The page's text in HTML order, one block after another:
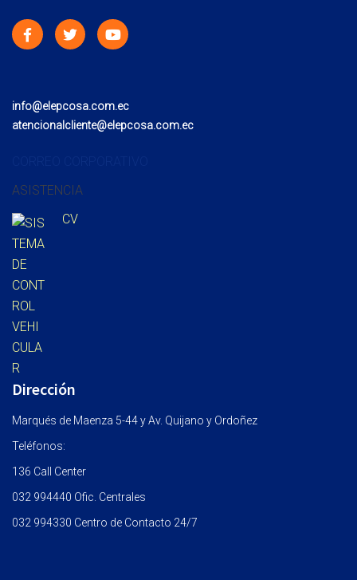
info@elepcosa.com.ec
atencionalcliente@elepcosa.com.ec
ASISTENCIA
CV
Dirección
Marqués de Maenza 5-44 y Av. Quijano y Ordoñez
Teléfonos:
136 Call Center
032 994440 Ofic. Centrales
032 994330 Centro de Contacto 24/7